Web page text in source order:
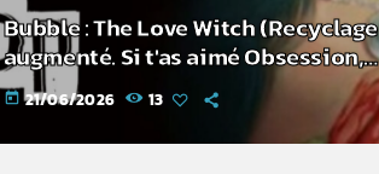
Bubble : The Love Witch (Recyclage
augmenté. Si t'as aimé Obsession,
c'est pour toi)
today 21/06/2026 13